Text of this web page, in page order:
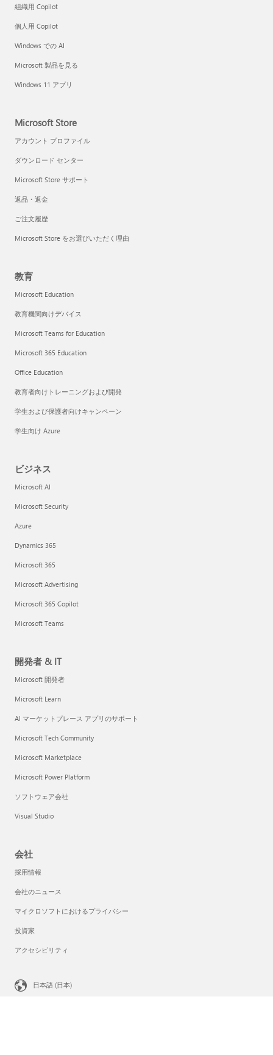
組織用 Copilot
個人用 Copilot
Windows での AI
Microsoft 製品を見る
Windows 11 アプリ
Microsoft Store
アカウント プロファイル
ダウンロード センター
Microsoft Store サポート
返品・返金
ご注文履歴
Microsoft Store をお選びいただく理由
教育
Microsoft Education
教育機関向けデバイス
Microsoft Teams for Education
Microsoft 365 Education
Office Education
教育者向けトレーニングおよび開発
学生および保護者向けキャンペーン
学生向け Azure
ビジネス
Microsoft AI
Microsoft Security
Azure
Dynamics 365
Microsoft 365
Microsoft Advertising
Microsoft 365 Copilot
Microsoft Teams
開発者 & IT
Microsoft 開発者
Microsoft Learn
AI マーケットプレース アプリのサポート
Microsoft Tech Community
Microsoft Marketplace
Microsoft Power Platform
ソフトウェア会社
Visual Studio
会社
採用情報
会社のニュース
マイクロソフトにおけるプライバシー
投資家
アクセシビリティ
日本語 (日本)